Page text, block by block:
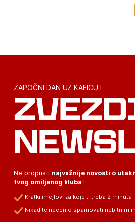
ZAPOČNI DAN UZ KAFICU I
Ne propusti najvažnije novosti o
tvog omiljenog kluba !
Kratki imejlovi za koje ti treba 2 minuta
Nikad te nećemo spamovati nebitnim